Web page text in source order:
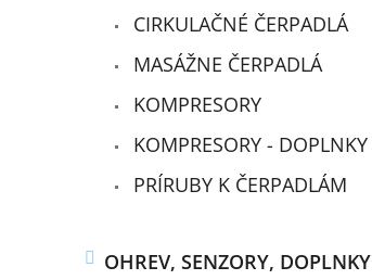
CIRKULAČNÉ ČERPADLÁ
MASÁŽNE ČERPADLÁ
KOMPRESORY
KOMPRESORY - DOPLNKY
PRÍRUBY K ČERPADLÁM
OHREV, SENZORY, DOPLNKY